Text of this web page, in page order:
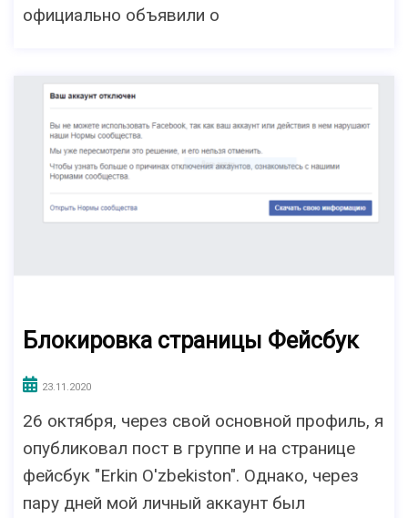
официально объявили о
Блокировка страницы Фейсбук
23.11.2020
26 октября, через свой основной профиль, я
опубликовал пост в группе и на странице
фейсбук "Erkin O'zbekiston". Однако, через
пару дней мой личный аккаунт был